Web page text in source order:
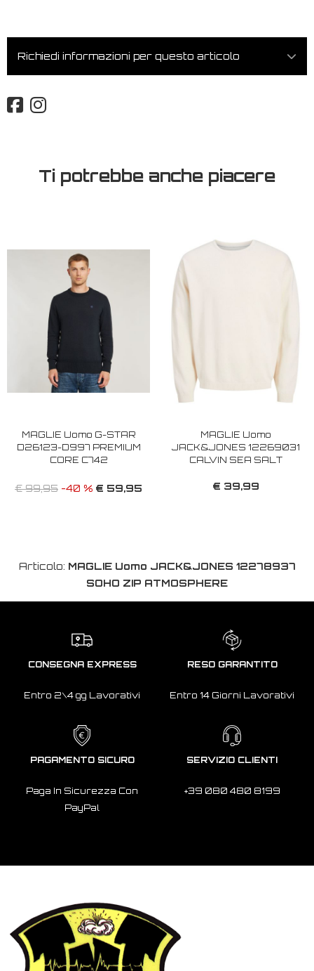
Richiedi informazioni per questo articolo
Ti potrebbe anche piacere
MAGLIE Uomo G-STAR
D26123-D997 PREMIUM
CORE C742
€ 99,95 -40 % € 59,95
MAGLIE Uomo
JACK&JONES 12269031
CALVIN SEA SALT
€ 39,99
Articolo: MAGLIE Uomo JACK&JONES 12278937
SOHO ZIP ATMOSPHERE
CONSEGNA EXPRESS
Entro 2\4 gg Lavorativi
RESO GARANTITO
Entro 14 Giorni Lavorativi
PAGAMENTO SICURO
Paga In Sicurezza Con
PayPal
SERVIZIO CLIENTI
+39 080 480 8199